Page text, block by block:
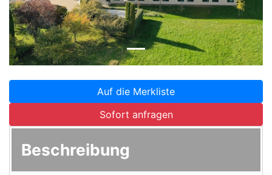
Auf die Merkliste
Sofort anfragen
Beschreibung